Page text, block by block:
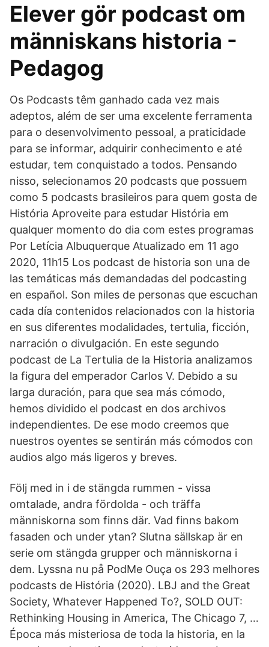
Elever gör podcast om
människans historia -
Pedagog
Os Podcasts têm ganhado cada vez mais
adeptos, além de ser uma excelente ferramenta
para o desenvolvimento pessoal, a praticidade
para se informar, adquirir conhecimento e até
estudar, tem conquistado a todos. Pensando
nisso, selecionamos 20 podcasts que possuem
como 5 podcasts brasileiros para quem gosta de
História Aproveite para estudar História em
qualquer momento do dia com estes programas
Por Letícia Albuquerque Atualizado em 11 ago
2020, 11h15 Los podcast de historia son una de
las temáticas más demandadas del podcasting
en español. Son miles de personas que escuchan
cada día contenidos relacionados con la historia
en sus diferentes modalidades, tertulia, ficción,
narración o divulgación. En este segundo
podcast de La Tertulia de la Historia analizamos
la figura del emperador Carlos V. Debido a su
larga duración, para que sea más cómodo,
hemos dividido el podcast en dos archivos
independientes. De ese modo creemos que
nuestros oyentes se sentirán más cómodos con
audios algo más ligeros y breves.
Följ med in i de stängda rummen - vissa
omtalade, andra fördolda - och träffa
människorna som finns där. Vad finns bakom
fasaden och under ytan? Slutna sällskap är en
serie om stängda grupper och människorna i
dem. Lyssna nu på PodMe Ouça os 293 melhores
podcasts de História (2020). LBJ and the Great
Society, Whatever Happened To?, SOLD OUT:
Rethinking Housing in America, The Chicago 7, …
Época más misteriosa de toda la historia, en la